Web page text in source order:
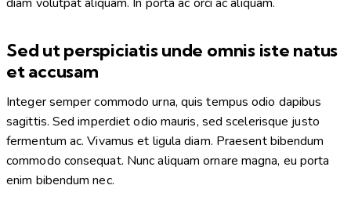
Sed ut perspiciatis unde omnis iste natus
et accusam
Integer semper commodo urna, quis tempus odio dapibus
sagittis. Sed imperdiet odio mauris, sed scelerisque justo
fermentum ac. Vivamus et ligula diam. Praesent bibendum
commodo consequat. Nunc aliquam ornare magna, eu porta
enim bibendum nec.